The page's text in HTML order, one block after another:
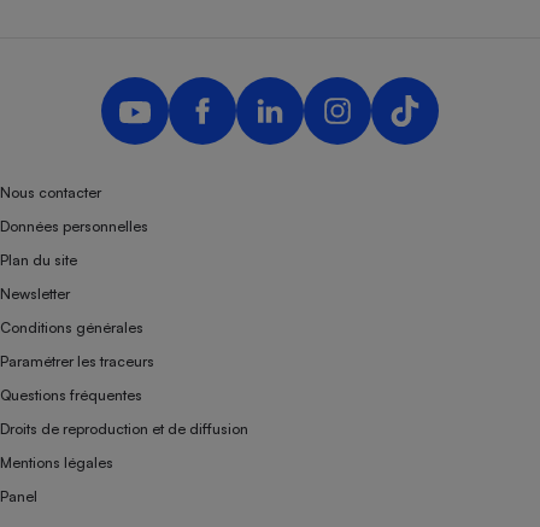
Nous contacter
Données personnelles
Plan du site
Newsletter
Conditions générales
Paramétrer les traceurs
Questions fréquentes
Droits de reproduction et de diffusion
Mentions légales
Panel